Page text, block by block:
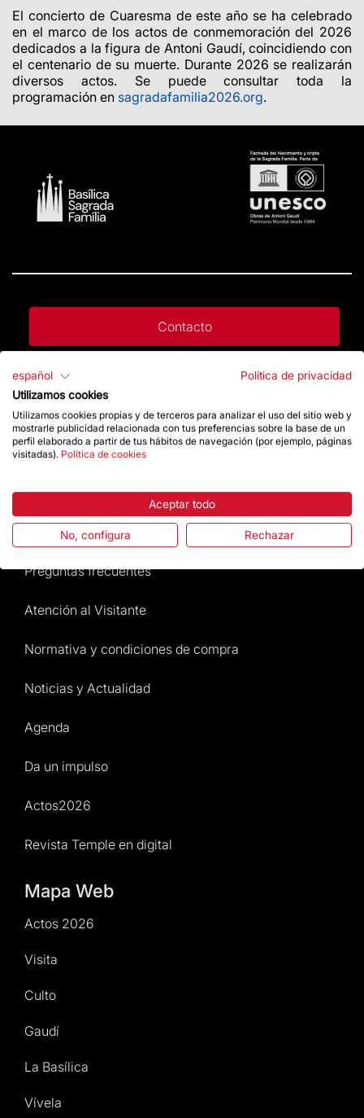
El concierto de Cuaresma de este año se ha celebrado
en el marco de los actos de conmemoración del 2026
dedicados a la figura de Antoni Gaudí, coincidiendo con
el centenario de su muerte. Durante 2026 se realizarán
diversos actos. Se puede consultar toda la
programación en sagradafamilia2026.org.
Contacto
Tienda
Destacados
La Fundación
Preguntas frecuentes
Atención al Visitante
Normativa y condiciones de compra
Noticias y Actualidad
Agenda
Da un impulso
Actos2026
Revista Temple en digital
Mapa Web
Actos 2026
Visita
Culto
Gaudí
La Basílica
Vívela
español
Política de privacidad
Utilizamos cookies
Utilizamos cookies propias y de terceros para analizar el uso del sitio web y
mostrarle publicidad relacionada con tus preferencias sobre la base de un
perfil elaborado a partir de tus hábitos de navegación (por ejemplo, páginas
visitadas). Política de cookies
Aceptar todo
No, configura Rechazar